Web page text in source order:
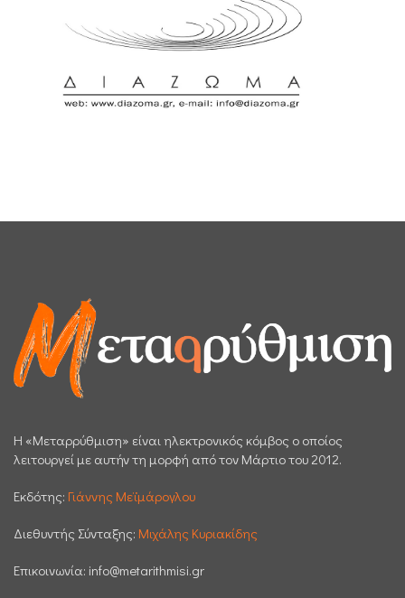
H «Μεταρρύθμιση» είναι ηλεκτρονικός κόμβος ο οποίος
λειτουργεί με αυτήν τη μορφή από τον Μάρτιο του 2012.
Εκδότης: Γιάννης Μεϊμάρογλου
Διεθυντής Σύνταξης: Μιχάλης Κυριακίδης
Επικοινωνία: info@metarithmisi.gr